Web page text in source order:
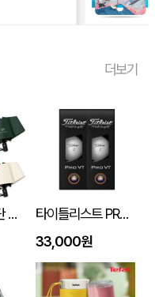
더보기
자외선차단 3단 자동 암막 양우산
타이틀리스트 PRO V1 6구세트 (45X95X135mm)
33,000원